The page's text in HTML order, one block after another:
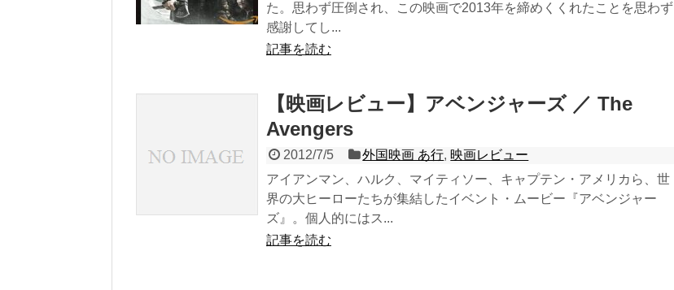
た。思わず圧倒され、この映画で2013年を締めくくれたことを思わず
感謝してし...
記事を読む
【映画レビュー】アベンジャーズ ／ The
Avengers
2012/7/5 外国映画 あ行, 映画レビュー
アイアンマン、ハルク、マイティソー、キャプテン・アメリカら、世
界の大ヒーローたちが集結したイベント・ムービー『アベンジャー
ズ』。個人的にはス...
記事を読む